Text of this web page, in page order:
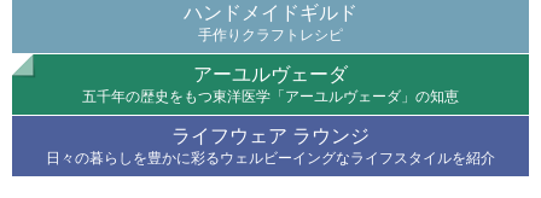
ハンドメイドギルド
手作りクラフトレシピ
アーユルヴェーダ
五千年の歴史をもつ東洋医学「アーユルヴェーダ」の知恵
ライフウェア ラウンジ
日々の暮らしを豊かに彩るウェルビーイングなライフスタイルを紹介